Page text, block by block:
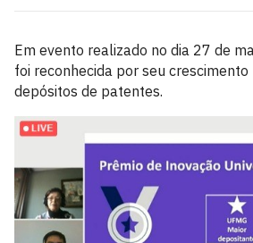
Em evento realizado no dia 27 de
foi reconhecida por seu crescimento
depósitos de patentes.